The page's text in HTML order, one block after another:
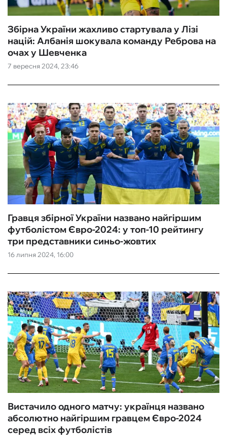
7 вересня 2024, 23:46
Збірна України жахливо стартувала у Лізі
націй: Албанія шокувала команду Реброва на
очах у Шевченка
16 липня 2024, 16:00
Гравця збірної України названо найгіршим
футболістом Євро-2024: у топ-10 рейтингу
три представники синьо-жовтих
Вистачило одного матчу: українця названо
абсолютно найгіршим гравцем Євро-2024
серед всіх футболістів